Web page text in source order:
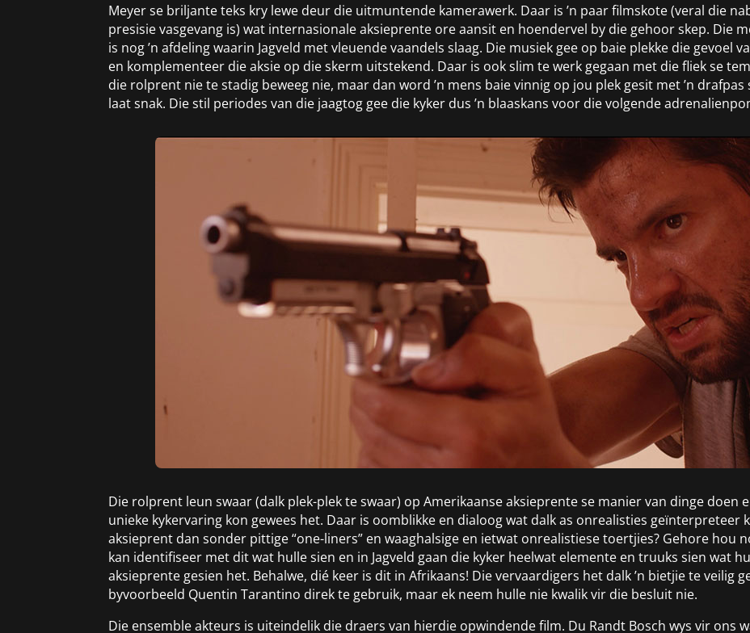
Meyer se briljante teks kry lewe deur die uitmuntende kamerawerk. Daar is ’n paar filmskote (veral die
presisie vasgevang is) wat internasionale aksieprente ore aansit en hoendervel by die gehoor skep. Die
is nog ’n afdeling waarin Jagveld met vleuende vaandels slaag. Die musiek gee op baie plekke die gevoel
en komplementeer die aksie op die skerm uitstekend. Daar is ook slim te werk gegaan met die fliek se
die rolprent nie te stadig beweeg nie, maar dan word ’n mens baie vinnig op jou plek gesit met ’n
laat snak. Die stil periodes van die jaagtog gee die kyker dus ’n blaaskans voor die volgende
Die rolprent leun swaar (dalk plek-plek te swaar) op Amerikaanse aksieprente se manier van dinge doen
unieke kykervaring kon gewees het. Daar is oomblikke en dialoog wat dalk as onrealisties geïnterpreteer
aksieprent dan sonder pittige “one-liners” en waaghalsige en ietwat onrealistiese toertjies? Gehore hou
kan identifiseer met dit wat hulle sien en in Jagveld gaan die kyker heelwat elemente en truuks sien wat
aksieprente gesien het. Behalwe, dié keer is dit in Afrikaans! Die vervaardigers het dalk ’n bietjie te veilig
byvoorbeeld Quentin Tarantino direk te gebruik, maar ek neem hulle nie kwalik vir die besluit nie.
Die ensemble akteurs is uiteindelik die draers van hierdie opwindende film. Du Randt Bosch wys vir ons